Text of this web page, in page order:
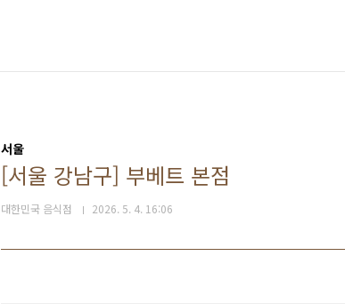
서울
[서울 강남구] 부베트 본점
대한민국 음식점 2026. 5. 4. 16:06